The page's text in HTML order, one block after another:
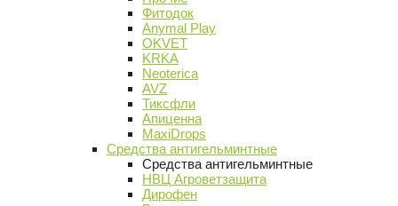
Фитодок
Anymal Play
OKVET
KRKA
Neoterica
AVZ
Тиксфли
Апиценна
MaxiDrops
Средства антигельминтные
Средства антигельминтные
НВЦ Агроветзащита
Дирофен